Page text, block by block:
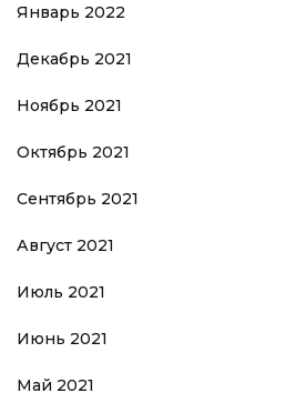
Январь 2022
Декабрь 2021
Ноябрь 2021
Октябрь 2021
Сентябрь 2021
Август 2021
Июль 2021
Июнь 2021
Май 2021